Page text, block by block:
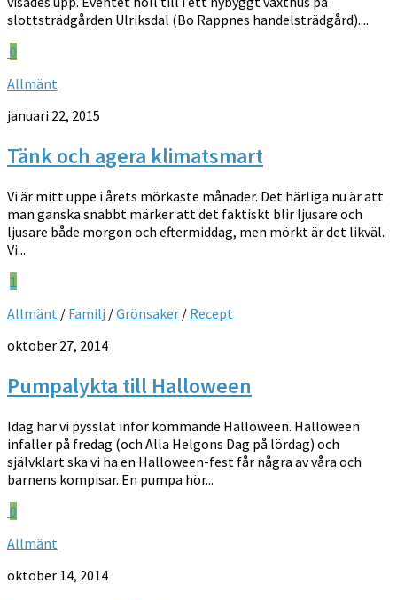
slottsträdgården Ulriksdal (Bo Rappnes handelsträdgård)....
0
Allmänt
januari 22, 2015
Tänk och agera klimatsmart
Vi är mitt uppe i årets mörkaste månader. Det härliga nu är att
man ganska snabbt märker att det faktiskt blir ljusare och
ljusare både morgon och eftermiddag, men mörkt är det likväl.
Vi...
1
Allmänt / Familj /Grönsaker / Recept
oktober 27, 2014
Pumpalykta till Halloween
Idag har vi pysslat inför kommande Halloween. Halloween
infaller på fredag (och Alla Helgons Dag på lördag) och
självklart ska vi ha en Halloween-fest får några av våra och
barnens kompisar. En pumpa hör...
0
Allmänt
oktober 14, 2014